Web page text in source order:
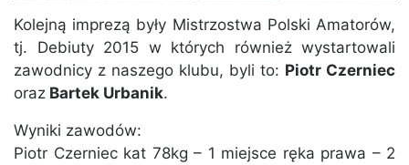
Kolejną imprezą były Mistrzostwa Polski Amatorów,
tj. Debiuty 2015 w których również wystartowali
zawodnicy z naszego klubu, byli to: Piotr Czerniec
oraz Bartek Urbanik.
Wyniki zawodów:
Piotr Czerniec kat 78kg – 1 miejsce ręka prawa – 2